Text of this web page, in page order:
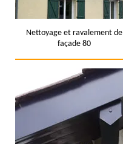
Nettoyage et ravalement de
façade 80